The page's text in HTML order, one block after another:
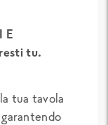
E
tu.
tua tavola